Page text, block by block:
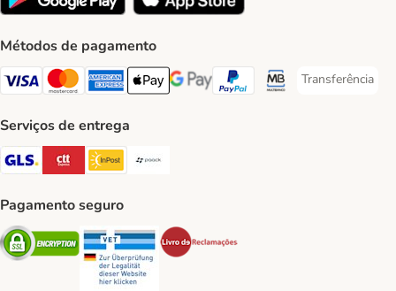
Métodos de pagamento
Visa Payment Method
Mastercard Payment Method
American Express Payment Method
Apple Pay Payment Method
Google Pay Payment Method
PayPal Payment Method
Multibanco Payment
Transferência
Transferência
Serviços de entrega
GLS Shipping Method
CTTExpress Shipping Method
InPost Shipping Method
Pagamento seguro
Security Security